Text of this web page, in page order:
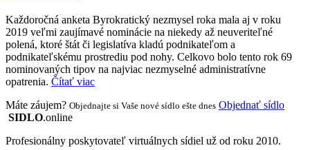
Každoročná anketa Byrokratický nezmysel roka mala aj v roku
2019 veľmi zaujímavé nominácie na niekedy až neuveriteľné
polená, ktoré štát či legislatíva kladú podnikateľom a
podnikateľskému prostrediu pod nohy. Celkovo bolo tento rok 69
nominovaných tipov na najviac nezmyselné administratívne
opatrenia. Čítať viac
Máte záujem? Objednajte si Vaše nové sídlo ešte dnes Objednať sídlo
SIDLO.online
Profesionálny poskytovateľ virtuálnych sídiel už od roku 2010.